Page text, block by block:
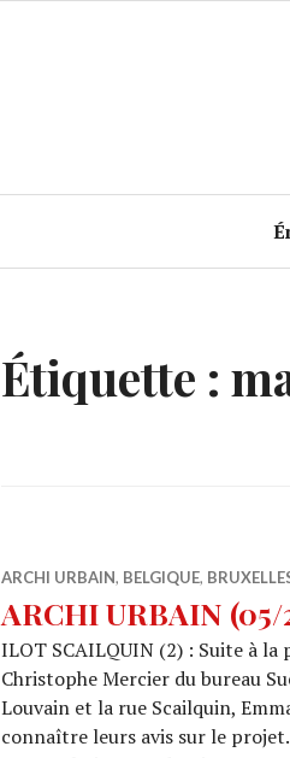
Étiquette :
ARCHI URBAIN, BELGIQUE,
ARCHI URBAIN
ILOT SCAILQUIN (2) : Suite à
Christophe Mercier du bureau
Louvain et la rue Scailquin,
connaître leurs avis sur le